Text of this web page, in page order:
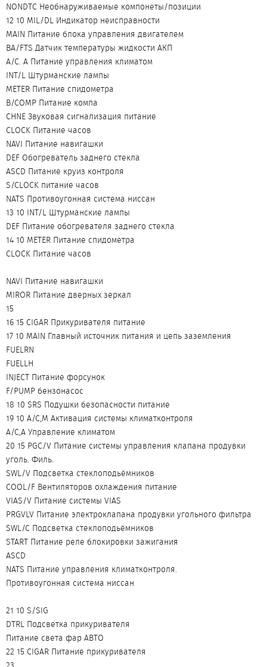
NONDTC Необнаруживаемые компонеты/позиции
12 10 MIL/DL Индикатор неисправности
MAIN Питание блока управления двигателем
BA/FTS Датчик температуры жидкости АКП
A/C. A Питание управления климатом
INT/L Штурманские лампы
METER Питание спидометра
B/COMP Питание компа
CHNE Звуковая сигнализация питание
CLOCK Питание часов
NAVI Питание навигашки
DEF Обогреватель заднего стекла
ASCD Питание круиз контроля
S/CLOCK питание часов
NATS Противоугонная система ниссан
13 10 INT/L Штурманские лампы
DEF Питание обогревателя заднего стекла
14 10 METER Питание спидометра
CLOCK Питание часов
NAVI Питание навигашки
MIROR Питание дверных зеркал
15
16 15 CIGAR Прикуривателя питание
17 10 MAIN Главный источник питания и цепь заземления
FUELRN
FUELLH
INJECT Питание форсунок
F/PUMP бензонасос
18 10 SRS Подушки безопасности питание
19 10 A/C,M Активация системы климатконтроля
A/C,A Управление климатом
20 15 PGC/V Питание системы управления клапана продувки
уголь. Филь.
SWL/V Подсветка стеклоподьёмников
COOL/F Вентиляторов охлаждения питание
VIAS/V Питание системы VIAS
PRGVLV Питание электроклапана продувки угольного фильтра
SWL/C Подсветка стеклоподьёмников
START Питание реле блокировки зажигания
ASCD
NATS Питание управления климатконтроля.
Противоугонная система ниссан
21 10 S/SIG
DTRL Подсветка прикуривателя
Питание света фар АВТО
22 15 CIGAR Питание прикуривателя